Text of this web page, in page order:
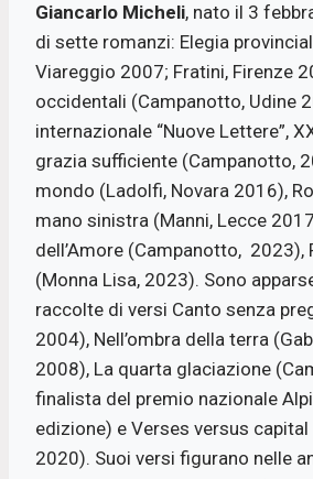
Giancarlo Micheli, nato il 3
di sette romanzi: Elegia
Viareggio 2007; Fratini, Firenze
occidentali (Campanotto, Udine
internazionale “Nuove Lettere”,
grazia sufficiente (Campanotto,
mondo (Ladolfi, Novara 2016),
mano sinistra (Manni, Lecce
dell’Amore (Campanotto, 2023),
(Monna Lisa, 2023). Sono
raccolte di versi Canto senza
2004), Nell’ombra della terra
2008), La quarta glaciazione
finalista del premio nazionale
edizione) e Verses versus capital
2020). Suoi versi figurano nelle